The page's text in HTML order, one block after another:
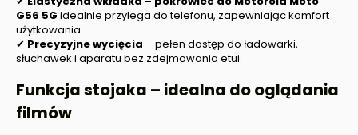
G56 5G idealnie przylega do telefonu, zapewniając komfort
użytkowania.
✔ Precyzyjne wycięcia – pełen dostęp do ładowarki,
słuchawek i aparatu bez zdejmowania etui.
Funkcja stojaka – idealna do oglądania
filmów